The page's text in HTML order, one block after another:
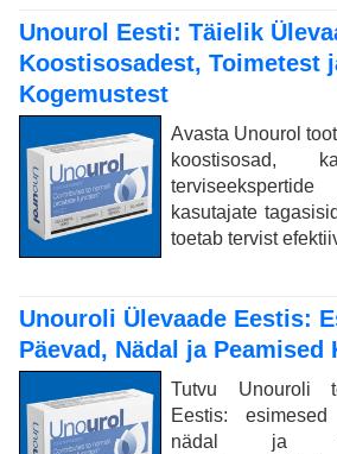
Unourol Eesti: Täielik
Koostisosadest, Toimetest
Kogemustest
Avasta Unourol
koostisosad,
kasutajate
toetab tervist
Unouroli Ülevaade Eestis:
Päevad, Nädal ja Peamised
Tutvu Unouroli
Eestis:
nädal ja